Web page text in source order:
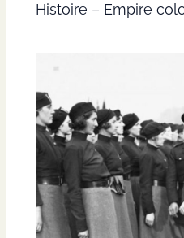
Histoire – Empire